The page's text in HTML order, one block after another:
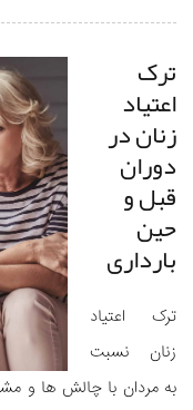
ترک
اعتیاد
زنان در
دوران
قبل و
حین
بارداری
ترک اعتیاد
زنان نسبت
به مردان با چالش ها و